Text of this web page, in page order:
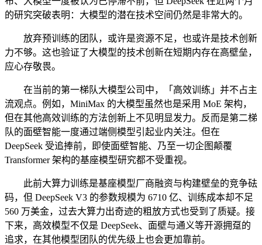
的研究突破表明：大模型的潜在技术空间仍然是非常大的。
放弃预训练的团队，或许是资源不足，也或许是技术创新
力不够。这也验证了大模型的技术创新在短期内存在高壁垒，
应心存敬畏。
在当前的第一梯队大模型公司中，「高效训练」并不占主
流观点。例如，MiniMax 的大模型虽然也是采用 MoE 架构，
但在其他高效训练的方法创新上不见明显发力。反而是第二梯
队的面壁智能一度通过端侧模型引起业内关注。但在
DeepSeek 受追捧前，即使面壁智能、乃至一切企图颠覆
Transformer 架构的基座模型研究都不受重视。
此前大算力训练是基座模型厂商融资与构建壁垒的竞争砝
码，但 DeepSeek V3 的参数规模为 6710 亿、训练成本却不足
560 万美金，过去大算力出奇迹的粗放方式也受到了质疑。接
下来，高效模型不仅是 DeepSeek、面壁与通义等开源拥趸的
追求，在其他模型团队的优先级上也会更加靠前。